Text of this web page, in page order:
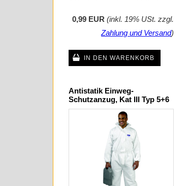
0,99 EUR (inkl. 19% USt. zzgl.
Zahlung und Versand)
IN DEN WARENKORB
Antistatik Einweg-
Schutzanzug, Kat III Typ 5+6